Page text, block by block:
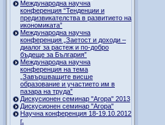
Международна научна
конференция “Тенденции и
предизвикателства в развитието на
икономиката”
Международна научна
конференция „Заетост и доходи –
диалог за растеж и по-добро
бъдеще за България”
Международна научна
конференция на тема
„Завършващите висше
образование и участието им в
пазара на труда”
Дискусионен семинар "Агора" 2013
Дискусионен семинар "Агора"
Научна конференция 18-19.10.2012
г.